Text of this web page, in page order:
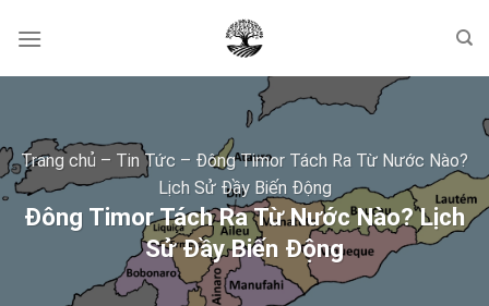
Trang chủ – Tin Tức – Đông Timor Tách Ra Từ Nước Nào?
Lịch Sử Đầy Biến Động
Đông Timor Tách Ra Từ Nước Nào? Lịch
Sử Đầy Biến Động